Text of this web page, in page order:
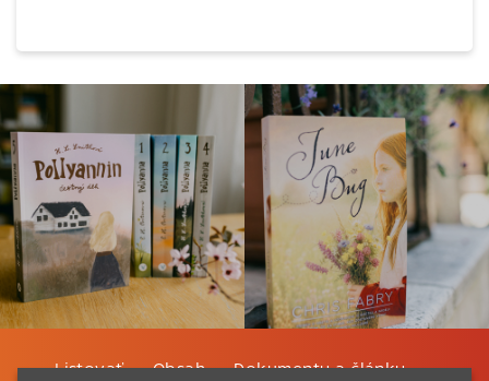
Listovať Obsah Dokumenty a články